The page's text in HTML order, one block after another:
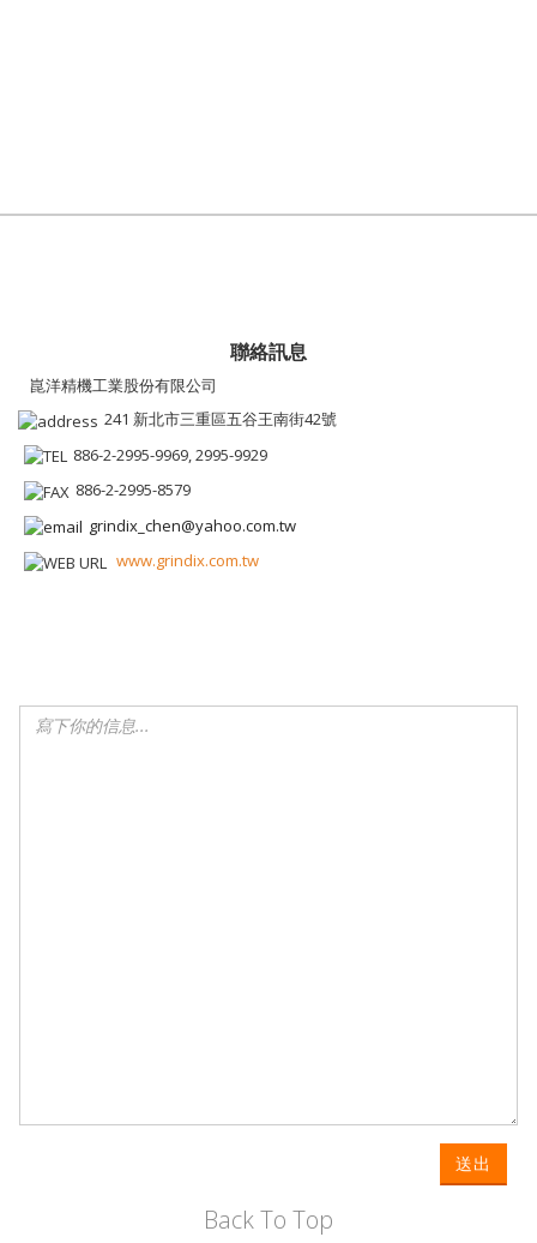
聯絡訊息
崑洋精機工業股份有限公司
241 新北市三重區五谷王南街42號
886-2-2995-9969, 2995-9929
886-2-2995-8579
grindix_chen@yahoo.com.tw
www.grindix.com.tw
送出
Back To Top